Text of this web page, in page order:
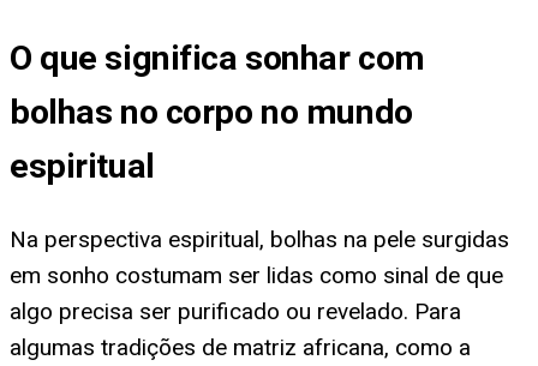
O que significa sonhar com
bolhas no corpo no mundo
espiritual
Na perspectiva espiritual, bolhas na pele surgidas
em sonho costumam ser lidas como sinal de que
algo precisa ser purificado ou revelado. Para
algumas tradições de matriz africana, como a